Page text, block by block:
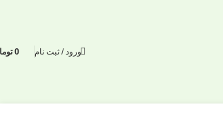
ورود / ثبت نام 0